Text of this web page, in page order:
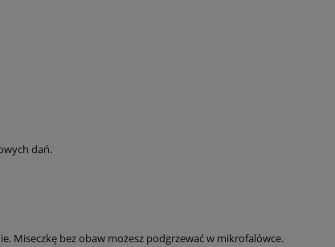
dań.
Miseczkę bez obaw możesz podgrzewać w mikrofalówce.